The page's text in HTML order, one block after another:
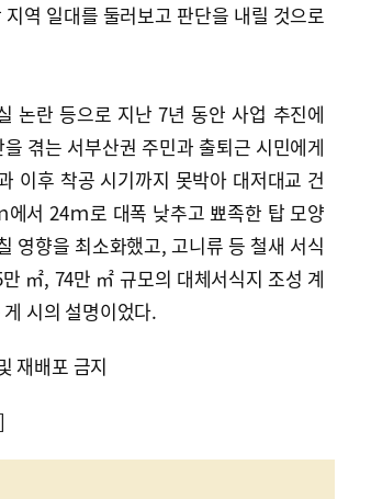
역 일대를 둘러보고 판단을 내릴 것으로
논란 등으로 지난 7년 동안 사업 추진에
겪는 서부산권 주민과 출퇴근 시민에게
이후 착공 시기까지 못박아 대저대교 건
서 24ｍ로 대폭 낮추고 뾰족한 탑 모양
영향을 최소화했고, 고니류 등 철새 서식
㎡, 74만 ㎡ 규모의 대체서식지 조성 계
시의 설명이었다.
재배포 금지